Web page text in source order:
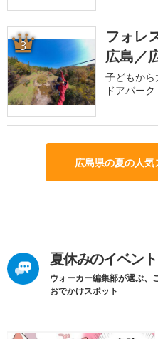
3
フォレ
広島／
子どもか
ドアパーク
広島県の夏の人
夏休みのイベン
ウォーカー編集部が選ぶ、
おでかけスポット